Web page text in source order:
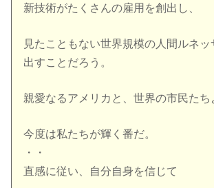
新技術がたくさんの雇用を創出し、
見たこともない世界規模の人間ルネッ
出すことだろう。
親愛なるアメリカと、世界の市民たち
今度は私たちが輝く番だ。
・・
直感に従い、自分自身を信じて